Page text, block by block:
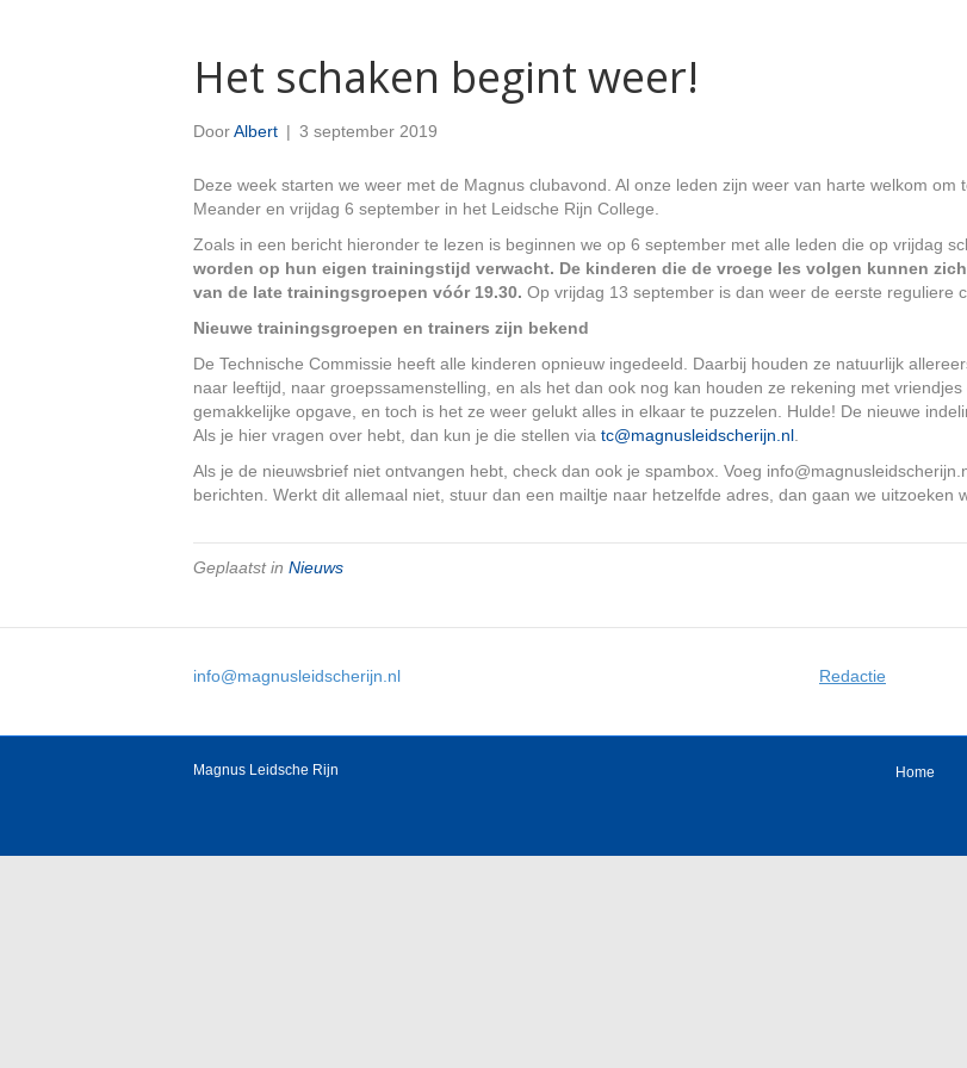
Het schaken begint weer!
DoorAlbert | 3 september 2019
Deze week starten we weer met de Magnus clubavond. Al onze leden zijn weer van harte welkom
Meander en vrijdag 6 september in het Leidsche Rijn College.
Zoals in een bericht hieronder te lezen is beginnen we op 6 september met alle leden die op vrijdag
worden op hun eigen trainingstijd verwacht. De kinderen die de vroege les volgen kunnen
van de late trainingsgroepen vóór 19.30. Op vrijdag 13 september is dan weer de eerste reguliere
Nieuwe trainingsgroepen en trainers zijn bekend
De Technische Commissie heeft alle kinderen opnieuw ingedeeld. Daarbij houden ze natuurlijk
naar leeftijd, naar groepssamenstelling, en als het dan ook nog kan houden ze rekening met
gemakkelijke opgave, en toch is het ze weer gelukt alles in elkaar te puzzelen. Hulde! De nieuwe
Als je hier vragen over hebt, dan kun je die stellen via tc@magnusleidscherijn.nl
Als je de nieuwsbrief niet ontvangen hebt, check dan ook je spambox. Voeg
berichten. Werkt dit allemaal niet, stuur dan een mailtje naar hetzelfde adres, dan gaan we uitzoeken
Geplaatst in Nieuws
info@magnusleidscherijn.nl Redactie
Magnus Leidsche Rijn Home